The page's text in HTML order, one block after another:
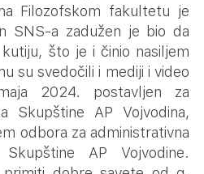
Filozofskom fakultetu je
SNS-a zadužen je bio da
što je i činio nasiljem
su svedočili i mediji i video
2024. postavljen za
Skupštine AP Vojvodina,
odbora za administrativna
AP Vojvodine.